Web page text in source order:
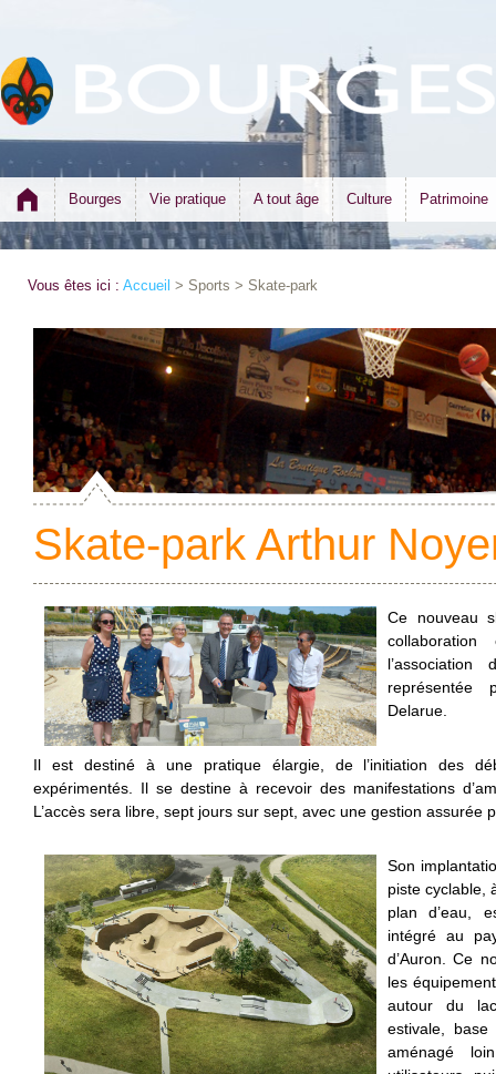
Bourges Vie pratique A tout âge Culture Patrimoine
Vous êtes ici : Accueil > Sports > Skate-park
Skate-park Arthur
Ce nouveau
représentée
Delarue.
Il est destiné à une pratique élargie, de l’initiation des
expérimentés. Il se destine à recevoir des manifestations
L’accès sera libre, sept jours sur sept, avec une gestion assurée
Son
piste cyclable,
plan d’eau,
intégré au
d’Auron. Ce
les
autour du
estivale,
aménagé